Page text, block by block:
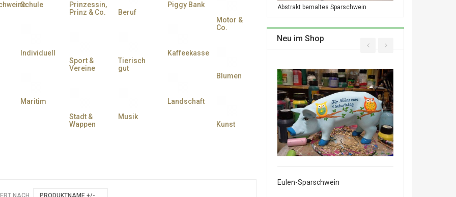
Schule
Prinzessin,
Prinz & Co.
Piggy Bank
Beruf
Motor &
Co.
Individuell
Kaffeekasse
Sport &
Vereine
Tierisch
gut
Blumen
Maritim
Landschaft
Stadt &
Wappen
Musik
Kunst
NACH PRODUKTNAME +/-
Abstrakt bemaltes Sparschwein
Neu im Shop
Eulen-Sparschwein